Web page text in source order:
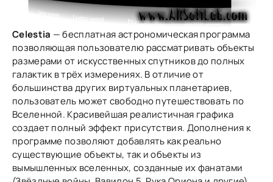
Celestia — бесплатная астрономическая программа
позволяющая пользователю рассматривать объекты
размерами от искусственных спутников до полных
галактик в трёх измерениях. В отличие от
большинства других виртуальных планетариев,
пользователь может свободно путешествовать по
Вселенной. Красивейшая реалистичная графика
создает полный эффект присутствия. Дополнения к
программе позволяют добавлять как реально
существующие объекты, так и объекты из
вымышленных вселенных, созданные их фанатами